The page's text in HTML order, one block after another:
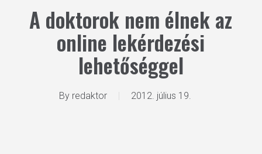
A doktorok nem élnek az
online lekérdezési
lehetőséggel
By redaktor 2012. július 19.